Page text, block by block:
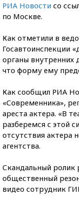
РИА Новости со
по Москве.
Как отметили в
Госавтоинспекции
органы внутренних
что форму ему
Как сообщил РИА
«Современника»,
ареста актера. «В
разберемся с этой
отсутствия актера
агентства.
Скандальный ролик
общественный
видео сотрудник